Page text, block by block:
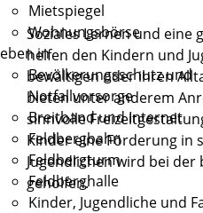
Mietspiegel
Wohnungsbörse
in
Bevölkerungsschutz und
Notfallvorsorge
Breitband und Internet
Feldbergbahn
Feldbergturm
Feldberghalle
Kinder, Jugendliche und
Soziales Lernen und eine
helfen den Kindern und
bewältigen oder ihren
bieten unter anderem
sinnvolle
Kinder eine Förderung in
Jugendlichen wird bei
geholfen.